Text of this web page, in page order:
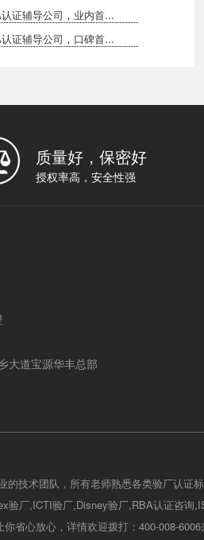
证辅导公司，业内首...
证辅导公司，口碑首...
质量好，保密好
授权率高，安全性强
大道宝源华丰总部
技术团队，所有老师熟悉各类验厂认证
验厂,ICTI验厂,Disney验厂,RBA认证咨询
省心放心，详情欢迎拨打：400-008-6006